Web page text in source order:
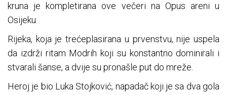
kruna je kompletirana ove večeri na Opus areni u
Osijeku.
Rijeka, koja je trećeplasirana u prvenstvu, nije uspela
da izdrži ritam Modrih koji su konstantno dominirali i
stvarali šanse, a dvije su pronašle put do mreže.
Heroj je bio Luka Stojković, napadač koji je sa dva gola